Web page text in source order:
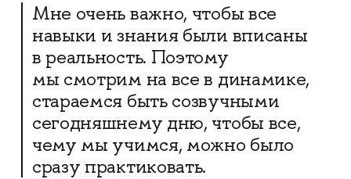
Мне очень важно, чтобы все
навыки и знания были вписаны
в реальность. Поэтому
мы смотрим на все в динамике,
стараемся быть созвучными
сегодняшнему дню, чтобы все,
чему мы учимся, можно было
сразу практиковать.